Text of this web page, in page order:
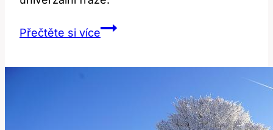
Přečtěte si víceSpare: